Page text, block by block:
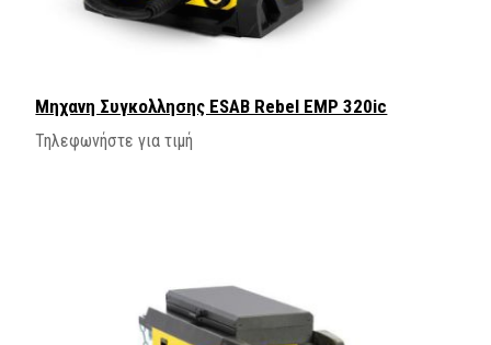
Μηχανη Συγκολλησης ΕSAB Rebel EMP 320ic
Τηλεφωνήστε για τιμή